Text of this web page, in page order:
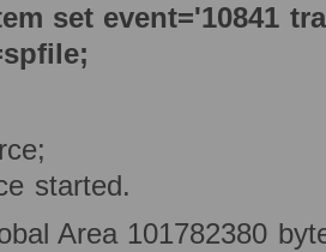
set event='10841
started.
Area 101782380